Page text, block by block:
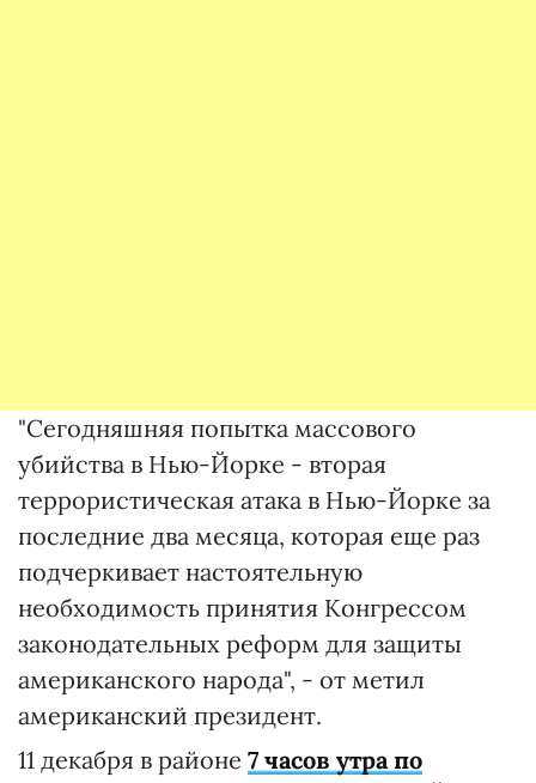
"Сегодняшняя попытка массового
убийства в Нью-Йорке - вторая
террористическая атака в Нью-Йорке за
последние два месяца, которая еще раз
подчеркивает настоятельную
необходимость принятия Конгрессом
законодательных реформ для защиты
американского народа", - от метил
американский президент.
11 декабря в районе 7 часов утра по